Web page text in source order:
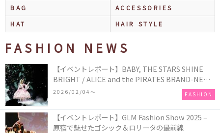
BAG
ACCESSORIES
HAT
HAIR STYLE
FASHION NEWS
【イベントレポート】BABY, THE STARS SHINE
BRIGHT / ALICE and the PIRATES BRAND-NEW
COLLECTION in TOKYO
2026/02/04〜 FASHION
【イベントレポート】GLM Fashion Show 2025 –
原宿で魅せたゴシック＆ロリータの最前線